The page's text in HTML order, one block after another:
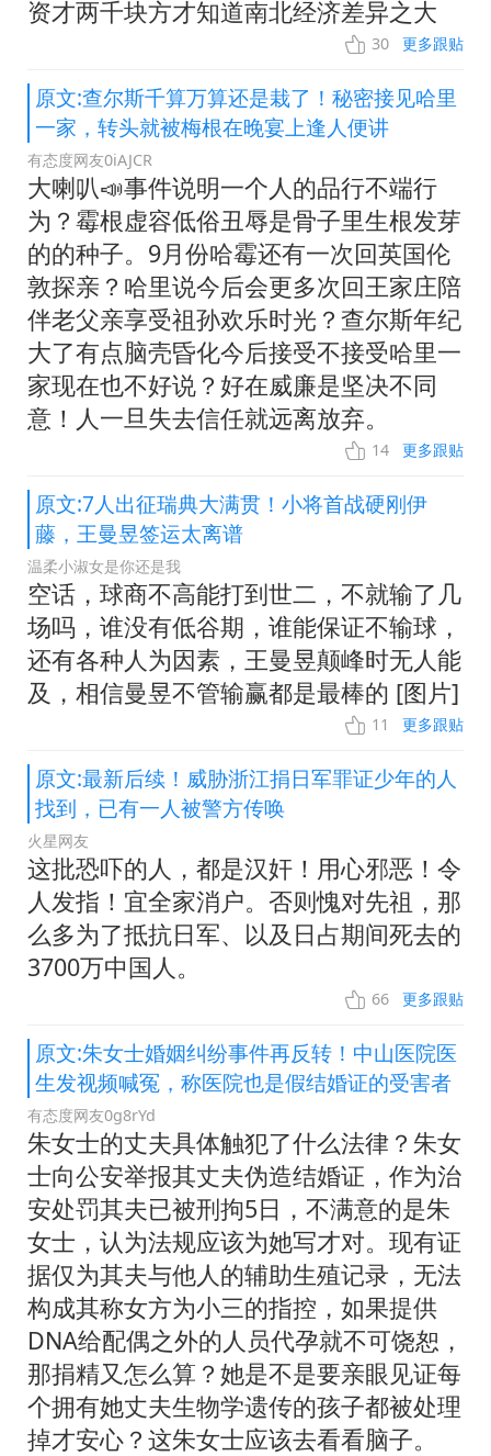
资才两千块方才知道南北经济差异之大
30 更多跟贴
原文:查尔斯千算万算还是栽了！秘密接见哈里
一家，转头就被梅根在晚宴上逢人便讲
有态度网友0iAJCR
大喇叭📣事件说明一个人的品行不端行
为？霉根虚容低俗丑辱是骨子里生根发芽
的的种子。9月份哈霉还有一次回英国伦
敦探亲？哈里说今后会更多次回王家庄陪
伴老父亲享受祖孙欢乐时光？查尔斯年纪
大了有点脑壳昏化今后接受不接受哈里一
家现在也不好说？好在威廉是坚决不同
意！人一旦失去信任就远离放弃。
14 更多跟贴
原文:7人出征瑞典大满贯！小将首战硬刚伊
藤，王曼昱签运太离谱
温柔小淑女是你还是我
空话，球商不高能打到世二，不就输了几
场吗，谁没有低谷期，谁能保证不输球，
还有各种人为因素，王曼昱颠峰时无人能
及，相信曼昱不管输赢都是最棒的 [图片]
11 更多跟贴
原文:最新后续！威胁浙江捐日军罪证少年的人
找到，已有一人被警方传唤
火星网友
这批恐吓的人，都是汉奸！用心邪恶！令
人发指！宜全家消户。否则愧对先祖，那
么多为了抵抗日军、以及日占期间死去的
3700万中国人。
66 更多跟贴
原文:朱女士婚姻纠纷事件再反转！中山医院医
生发视频喊冤，称医院也是假结婚证的受害者
有态度网友0g8rYd
朱女士的丈夫具体触犯了什么法律？朱女
士向公安举报其丈夫伪造结婚证，作为治
安处罚其夫已被刑拘5日，不满意的是朱
女士，认为法规应该为她写才对。现有证
据仅为其夫与他人的辅助生殖记录，无法
构成其称女方为小三的指控，如果提供
DNA给配偶之外的人员代孕就不可饶恕，
那捐精又怎么算？她是不是要亲眼见证每
个拥有她丈夫生物学遗传的孩子都被处理
掉才安心？这朱女士应该去看看脑子。